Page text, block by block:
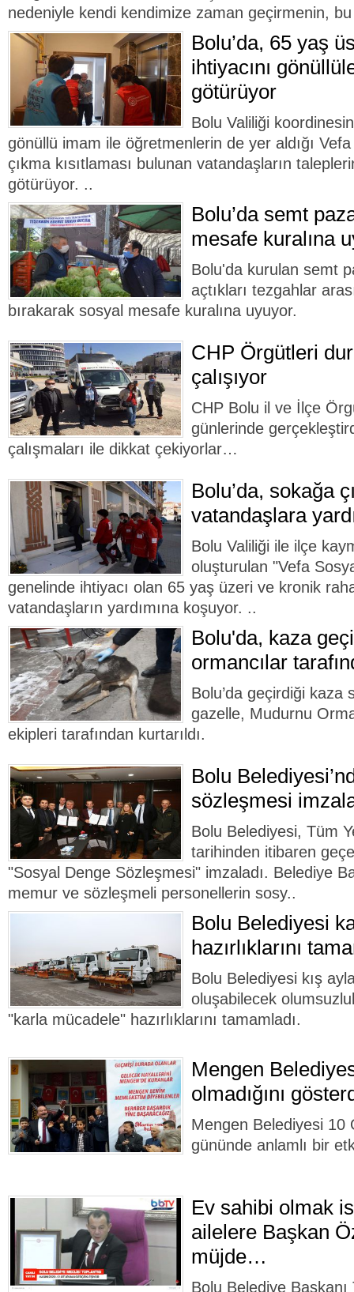
nedeniyle kendi kendimize zaman geçirmenin,
Bolu’da, 65 yaş
ihtiyacını
götürüyor
Bolu Valiliği
gönüllü imam ile öğretmenlerin de yer aldığı
çıkma kısıtlaması bulunan vatandaşların
götürüyor. ..
Bolu’da semt
mesafe kuralına
Bolu'da kurulan semt
açtıkları tezgahlar
bırakarak sosyal mesafe kuralına uyuyor.
CHP Örgütleri
çalışıyor
CHP Bolu il ve İlçe
günlerinde
çalışmaları ile dikkat çekiyorlar…
Bolu’da, sokağa
vatandaşlara
Bolu Valiliği ile ilçe
oluşturulan "Vefa
genelinde ihtiyacı olan 65 yaş üzeri ve kronik
vatandaşların yardımına koşuyor. ..
Bolu'da, kaza
ormancılar
Bolu’da geçirdiği kaza
gazelle, Mudurnu
ekipleri tarafından kurtarıldı.
Bolu
sözleşmesi
Bolu Belediyesi, Tüm
tarihinden itibaren
"Sosyal Denge Sözleşmesi" imzaladı. Belediye
memur ve sözleşmeli personellerin sosy..
Bolu Belediyesi
hazırlıklarını
Bolu Belediyesi kış
oluşabilecek
"karla mücadele" hazırlıklarını tamamladı.
Mengen
olmadığını
Mengen Belediyesi 10
gününde anlamlı bir
Ev sahibi olmak
ailelere Başkan
müjde…
Bolu Belediye